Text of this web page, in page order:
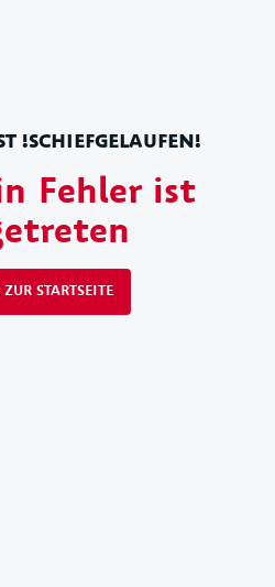
!SCHIEFGELAUFEN!
Fehler ist
STARTSEITE